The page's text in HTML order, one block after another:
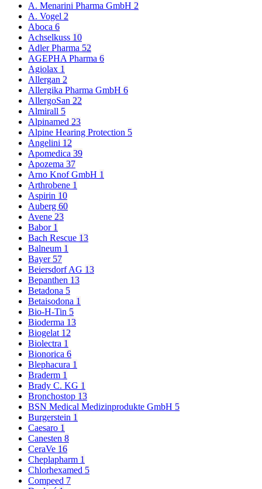
A. Menarini Pharma GmbH 2
A. Vogel 2
Aboca 6
Achselkuss 10
Adler Pharma 52
AGEPHA Pharma 6
Agiolax 1
Allergan 2
Allergika Pharma GmbH 6
AllergoSan 22
Almirall 5
Alpinamed 23
Alpine Hearing Protection 5
Angelini 12
Apomedica 39
Apozema 37
Arno Knof GmbH 1
Arthrobene 1
Aspirin 10
Auberg 60
Avene 23
Babor 1
Bach Rescue 13
Balneum 1
Bayer 57
Beiersdorf AG 13
Bepanthen 13
Betadona 5
Betaisodona 1
Bio-H-Tin 5
Bioderma 13
Biogelat 12
Biolectra 1
Bionorica 6
Blephacura 1
Braderm 1
Brady C. KG 1
Bronchostop 13
BSN Medical Medizinprodukte GmbH 5
Burgerstein 1
Caesaro 1
Canesten 8
CeraVe 16
Cheplapharm 1
Chlorhexamed 5
Compeed 7